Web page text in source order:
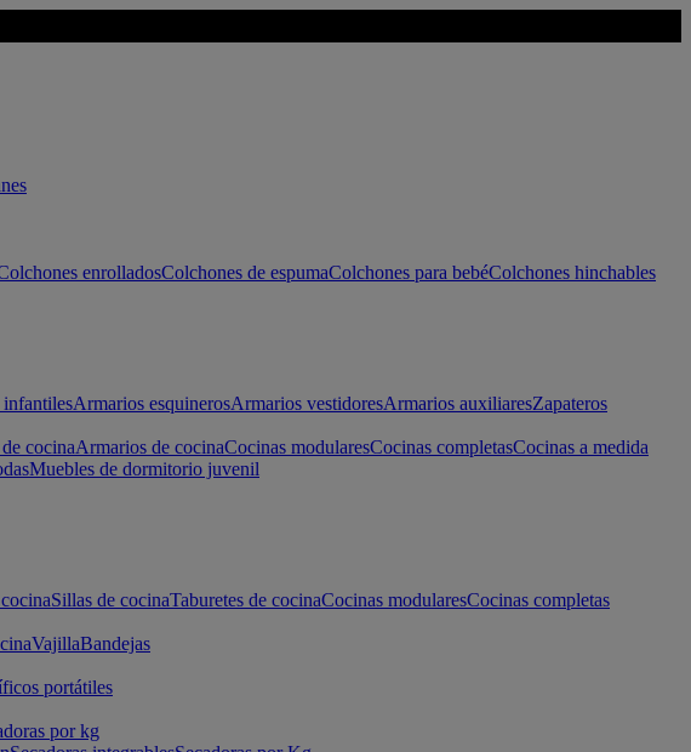
enrolladosColchones de espumaColchones para bebéColchones hinchables
Armarios esquinerosArmarios vestidoresArmarios auxiliaresZapateros
cocinaArmarios de cocinaCocinas modularesCocinas completasCocinas a medida
Muebles de dormitorio juvenil
Sillas de cocinaTaburetes de cocinaCocinas modularesCocinas completas
VajillaBandejas
portátiles
por kg